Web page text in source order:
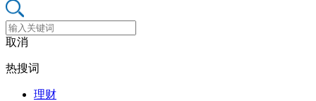
取消
热搜词
理财